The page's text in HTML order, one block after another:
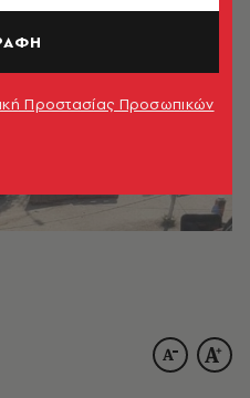
Προστασίας Προσωπικών